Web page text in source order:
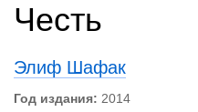
Честь
Элиф Шафак
Год издания: 2014